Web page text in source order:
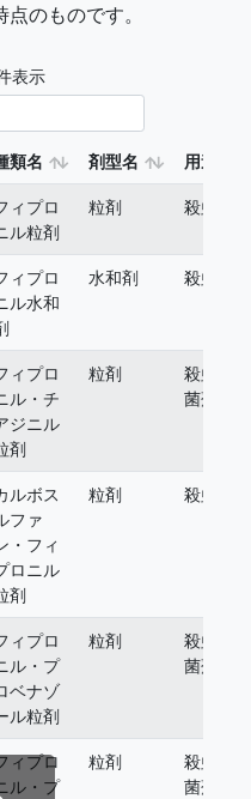
のものです。
表示
類名 剤型名
用途
ィプロ
ル粒剤
粒剤 殺虫剤
ィプロ
ル水和
水和剤 殺虫剤
ィプロ
ル・チ
ジニル
剤
粒剤
殺虫殺
菌剤
ルボス
ファ
・フィ
ロニル
剤
粒剤 殺虫剤
ィプロ
ル・プ
ベナゾ
ル粒剤
粒剤
殺虫殺
菌剤
ィプロ
ル・プ
粒剤
殺虫殺
菌剤